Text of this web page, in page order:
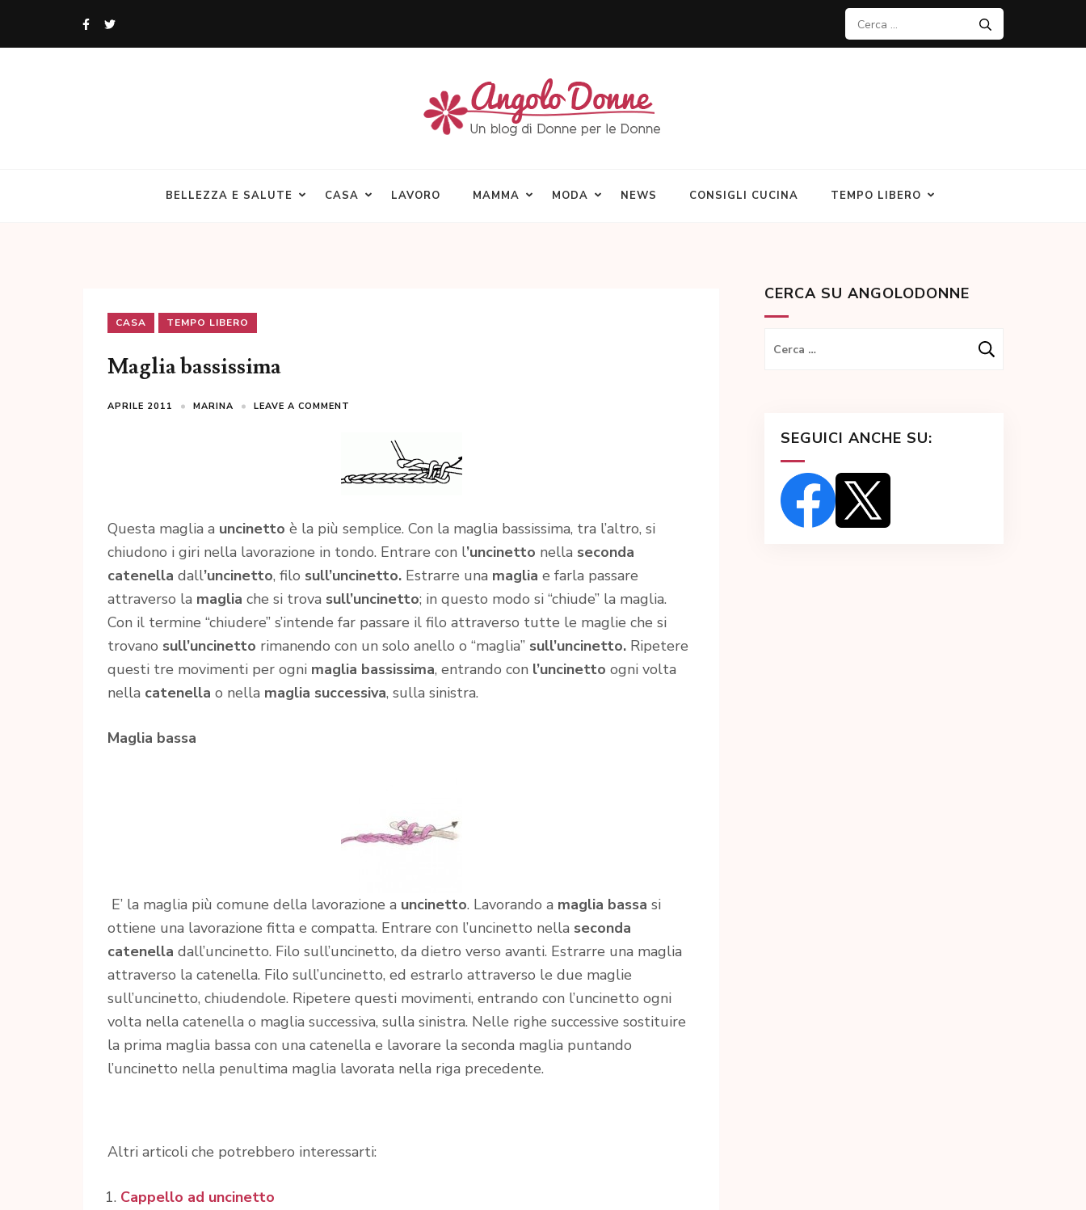
Ricerca
per:
BELLEZZA E SALUTE CASA LAVORO MAMMA MODA NEWS CONSIGLI CUCINA TEMPO LIBERO
CASA TEMPO LIBERO
Maglia bassissima
APRILE 2011 MARINA LEAVE A COMMENT
Questa maglia a uncinetto è la più semplice. Con la maglia bassissima, tra l’altro, si
chiudono i giri nella lavorazione in tondo. Entrare con l’uncinetto nella seconda
catenella dall’uncinetto, filo sull’uncinetto. Estrarre una maglia e farla passare
attraverso la maglia che si trova sull’uncinetto; in questo modo si “chiude” la maglia.
Con il termine “chiudere” s’intende far passare il filo attraverso tutte le maglie che si
trovano sull’uncinetto rimanendo con un solo anello o “maglia” sull’uncinetto. Ripetere
questi tre movimenti per ogni maglia bassissima, entrando con l’uncinetto ogni volta
nella catenella o nella maglia successiva, sulla sinistra.
Maglia bassa
E’ la maglia più comune della lavorazione a uncinetto. Lavorando a maglia bassa si
ottiene una lavorazione fitta e compatta. Entrare con l’uncinetto nella seconda
catenella dall’uncinetto. Filo sull’uncinetto, da dietro verso avanti. Estrarre una maglia
attraverso la catenella. Filo sull’uncinetto, ed estrarlo attraverso le due maglie
sull’uncinetto, chiudendole. Ripetere questi movimenti, entrando con l’uncinetto ogni
volta nella catenella o maglia successiva, sulla sinistra. Nelle righe successive sostituire
la prima maglia bassa con una catenella e lavorare la seconda maglia puntando
l’uncinetto nella penultima maglia lavorata nella riga precedente.
Altri articoli che potrebbero interessarti:
Cappello ad uncinetto
CERCA SU ANGOLODONNE
Ricerca
SEGUICI ANCHE SU: